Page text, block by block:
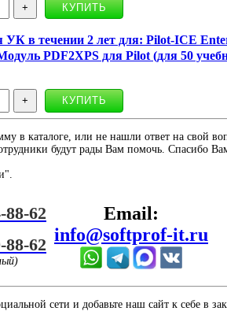
УК в течении 2 лет для: Pilot-ICE
PDF2XPS для Pilot (для 50
в каталоге, или не нашли ответ на свой
будут рады Вам помочь. Спасибо
88-62
88-62
Email:
info@softprof-it.ru
сети и добавьте наш сайт к себе в